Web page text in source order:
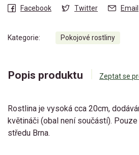
Facebook Twitter Email
Kategorie: Pokojové rostliny
Popis produktu Zeptat se
Rostlina je vysoká cca 20cm,
květináči (obal není součástí).
středu Brna.